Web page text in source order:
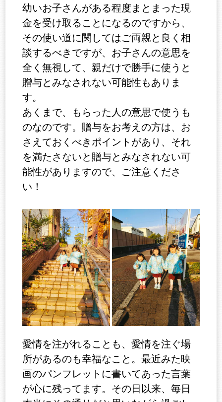
幼いお子さんがある程度まとまった現
金を受け取ることになるのですから、
その使い道に関してはご両親と良く相
談するべきですが、お子さんの意思を
全く無視して、親だけで勝手に使うと
贈与とみなされない可能性もありま
す。
あくまで、もらった人の意思で使うも
のなのです。贈与をお考えの方は、お
さえておくべきポイントがあり、それ
を満たさないと贈与とみなされない可
能性がありますので、ご注意くださ
い！
愛情を注がれることも、愛情を注ぐ場
所があるのも幸福なこと。最近みた映
画のパンフレットに書いてあった言葉
が心に残ってます。その日以来、毎日